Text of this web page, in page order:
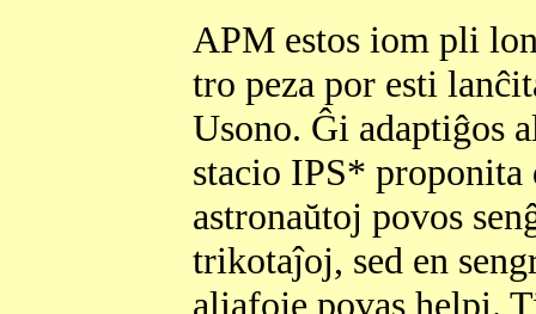
APM estos iom pli
tro peza por esti
Usono. Ĝi adaptiĝos
stacio IPS*
astronaŭtoj povos
trikotaĵoj, sed en
aliafoje povas helpi.